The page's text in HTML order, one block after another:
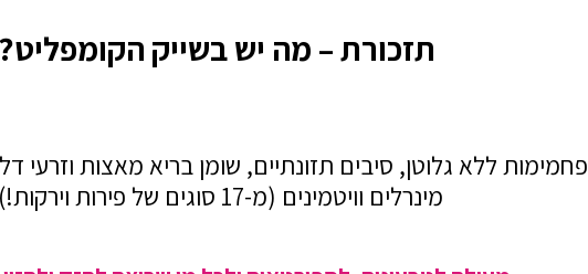
תזכורת – מה יש בשייק הקומפליט?
פחמימות ללא גלוטן, סיבים תזונתיים, שומן בריא מאצות וזרעי
מינרלים וויטמינים (מ-17 סוגים של פירות וירקות!).